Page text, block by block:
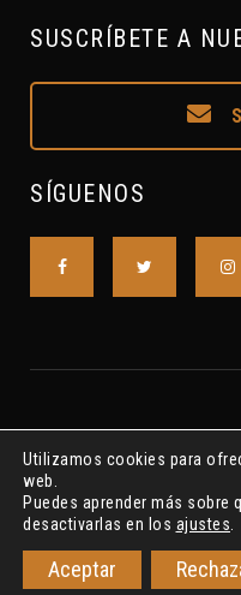
SUSCRÍBETE A
SÍGUENOS
Asociación S.A.L. R.N.A.
Privacidad
Utilizamos cookies para
web.
Puedes aprender más
desactivarlas en los ajustes
Aceptar